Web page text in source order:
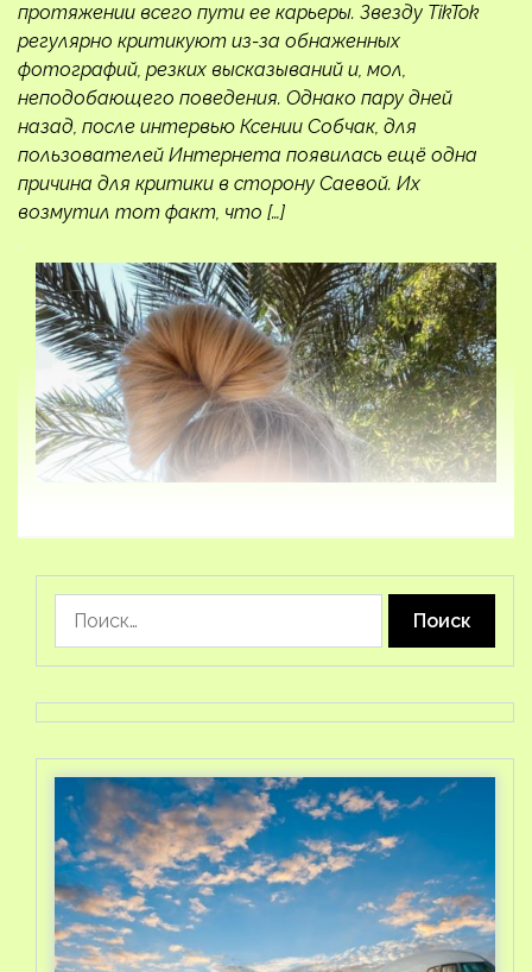
протяжении всего пути ее карьеры. Звезду TikTok
регулярно критикуют из-за обнаженных
фотографий, резких высказываний и, мол,
неподобающего поведения. Однако пару дней
назад, после интервью Ксении Собчак, для
пользователей Интернета появилась ещё одна
причина для критики в сторону Саевой. Их
возмутил тот факт, что […]